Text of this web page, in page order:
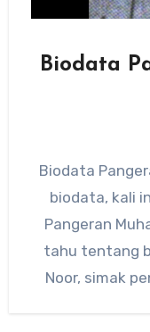
Biodata
Biodata
biodata, kali
Pangeran
tahu tentang
Noor, simak